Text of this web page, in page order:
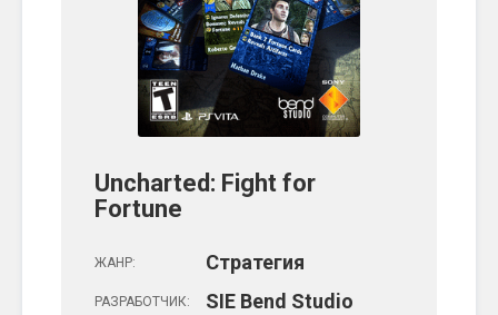
Uncharted: Fight for
Fortune
ЖАНР: Стратегия
РАЗРАБОТЧИК: SIE Bend Studio